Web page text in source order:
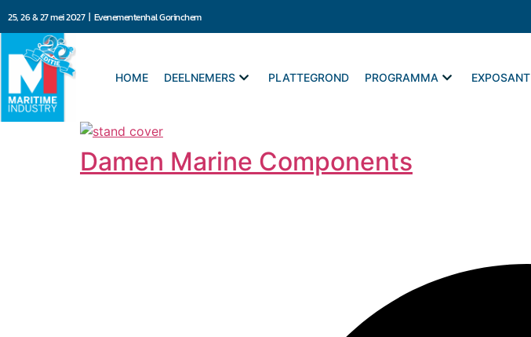
25, 26 & 27 mei 2027 | Evenementenhal Gorinchem
HOME DEELNEMERS PLATTEGROND PROGRAMMA EXPOSANT
Damen Marine Components